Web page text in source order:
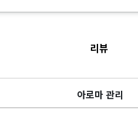
리뷰
아로마 관리